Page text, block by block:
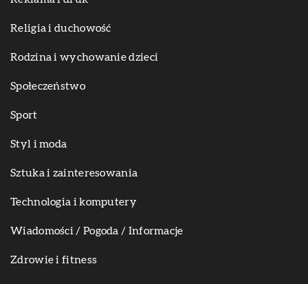
Religia i duchowość
Rodzina i wychowanie dzieci
Społeczeństwo
Sport
Styl i moda
Sztuka i zainteresowania
Technologia i komputery
Wiadomości / Pogoda / Informacje
Zdrowie i fitness